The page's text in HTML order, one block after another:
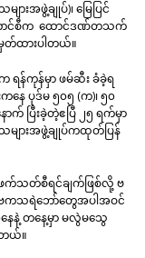
ားအဖွဲ့ချုပ်)၊ မြေပြင်
ောင်စီက ထောင်ဒဏ်တသက်
တ်ထားပါတယ်။
ရန်ကုန်မှာ ဖမ်ဆီး ခံခဲ့ရ
နေ ပုဒ်မ ၅၀၅ (က)၊ ၅၀
ပြီးခဲ့တဲ့ဧပြီ ၂၅ ရက်မှာ
ားအဖွဲ့ချုပ်ကထုတ်ပြန်
သတ်စီရင်ချက်ဖြစ်လို့ ဗ
ဗကသရဲဘော်တွေအပါအဝင်
နဲ့ တနေ့မှာ မလွဲမသွေ
ယ်။